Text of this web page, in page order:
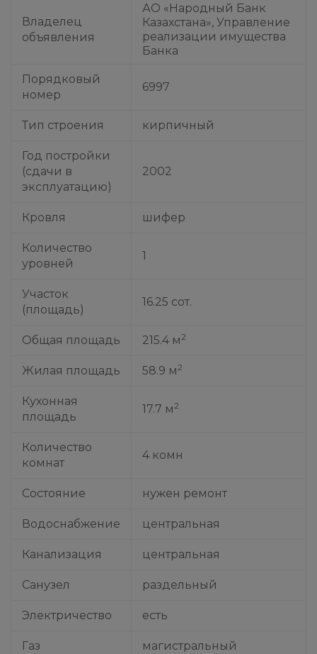
Владелец
объявления
АО «Народный Банк
Казахстана», Управление
реализации имущества
Банка
Порядковый
номер
6997
Тип строения кирпичный
Год постройки
(сдачи в
эксплуатацию)
2002
Кровля шифер
Количество
уровней
1
Участок
(площадь)
16.25 сот.
Общая площадь 215.4 м 2
Жилая площадь 58.9 м 2
Кухонная
площадь
17.7 м 2
Количество
комнат
4 комн
Состояние нужен ремонт
Водоснабжение центральная
Канализация центральная
Санузел раздельный
Электричество есть
Газ магистральный